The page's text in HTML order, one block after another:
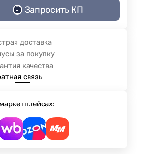
Запросить КП
доставка
за покупку
качества
связь